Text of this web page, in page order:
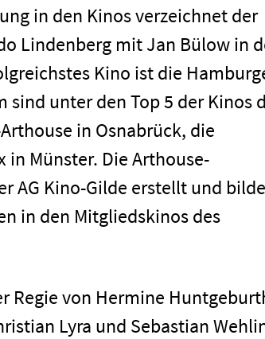
in den Kinos verzeichnet der
Lindenberg mit Jan Bülow in
Kino ist die
sind unter den Top 5 der Kinos
in Osnabrück, die
in Münster. Die Arthouse-
AG Kino-Gilde erstellt und
in den Mitgliedskinos des
Regie von Hermine
Lyra und Sebastian